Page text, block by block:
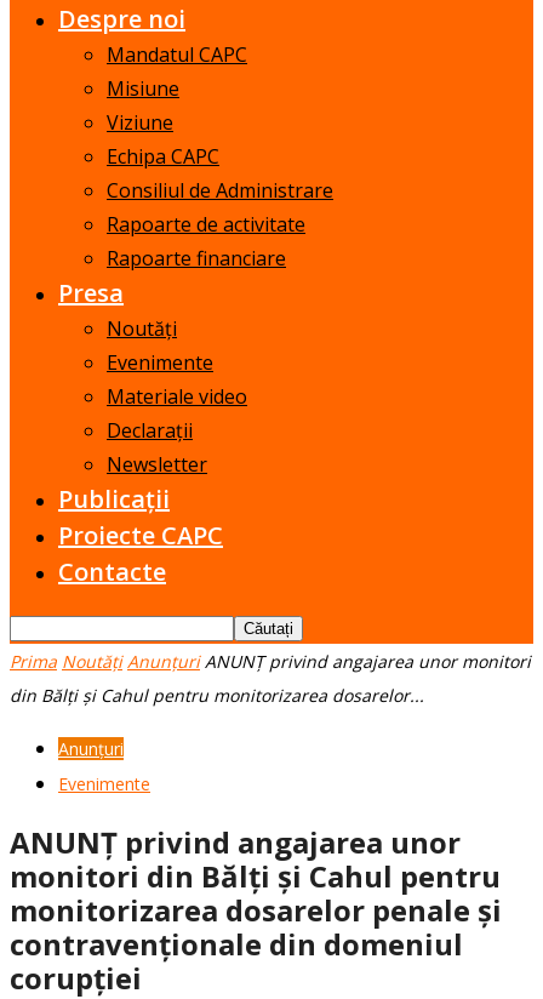
Despre noi
Mandatul CAPC
Misiune
Viziune
Echipa CAPC
Consiliul de Administrare
Rapoarte de activitate
Rapoarte financiare
Presa
Noutăți
Evenimente
Materiale video
Declarații
Newsletter
Publicații
Proiecte CAPC
Contacte
Prima Noutăți Anunțuri ANUNȚ privind angajarea unor monitori
din Bălți și Cahul pentru monitorizarea dosarelor...
Anunțuri
Evenimente
ANUNȚ privind angajarea unor
monitori din Bălți și Cahul pentru
monitorizarea dosarelor penale și
contravenționale din domeniul
corupției